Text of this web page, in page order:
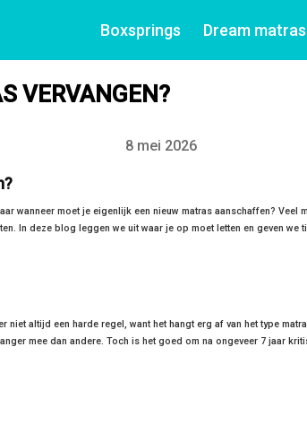
Boxsprings Dream matras
VERVANGEN?
Datum
8 mei 2026
wanneer moet je eigenlijk een nieuw matras aanschaffen? Veel
In deze blog leggen we uit waar je op moet letten en geven we
niet altijd een harde regel, want het hangt erg af van het type
mee dan andere. Toch is het goed om na ongeveer 7 jaar